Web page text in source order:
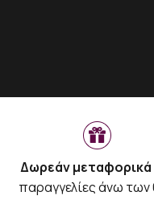
Δωρεάν μεταφορικά
παραγγελίες άνω των